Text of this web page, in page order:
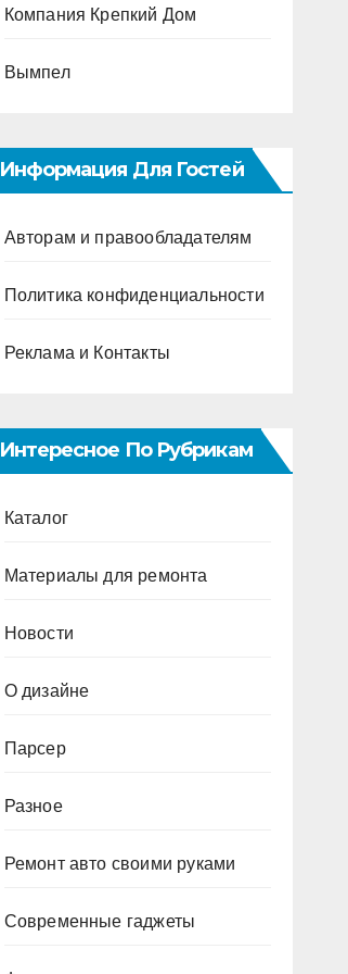
Компания Крепкий Дом
Вымпел
Информация Для Гостей
Авторам и правообладателям
Политика конфиденциальности
Реклама и Контакты
Интересное По Рубрикам
Каталог
Материалы для ремонта
Новости
О дизайне
Парсер
Разное
Ремонт авто своими руками
Современные гаджеты